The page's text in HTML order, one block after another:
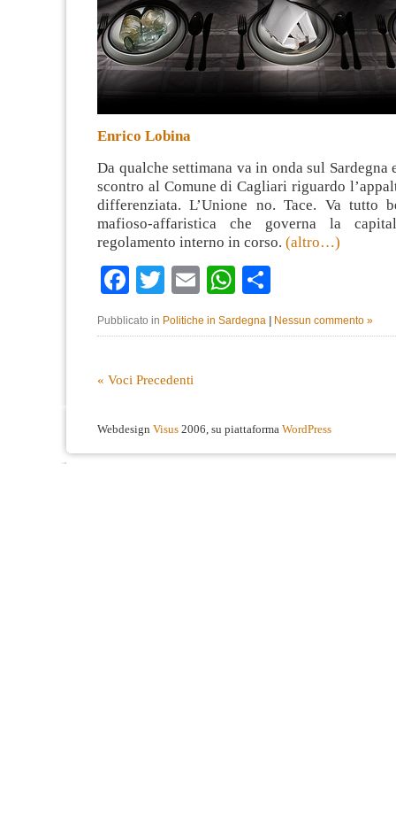
Enrico Lobina
Da qualche settimana va in onda sul Sardegna
scontro al Comune di Cagliari riguardo
differenziata. L’Unione no. Tace. Va tutto
mafioso-affaristica che governa la
regolamento interno in corso. (altro…)
Facebook
TwitterEmailWhatsApp
Pubblicato in Politiche in Sardegna Nessun commento »
« Voci Precedenti
Webdesign Visus 2006, su piattaforma WordPress